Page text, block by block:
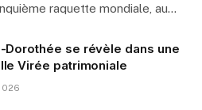
raquette mondiale, au…
Dorothée se révèle dans une
Virée patrimoniale